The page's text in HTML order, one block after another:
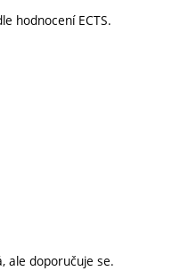
hodnocení ECTS.
ale doporučuje se.